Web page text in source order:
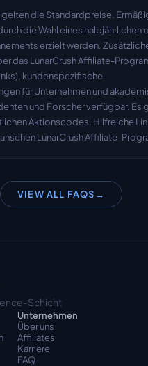
gelten die Standardpreise.
die Wahl eines halbjährlichen
erzielt werden.
das LunarCrush Affiliate-
kundenspezifische
für Unternehmen und
und Forscher verfügbar. Es
Aktionscodes. Hilfreiche
LunarCrush Affiliate-
VIEW ALL FAQS →
Schicht
Unternehmen
Über uns
Affiliates
Karriere
FAQ